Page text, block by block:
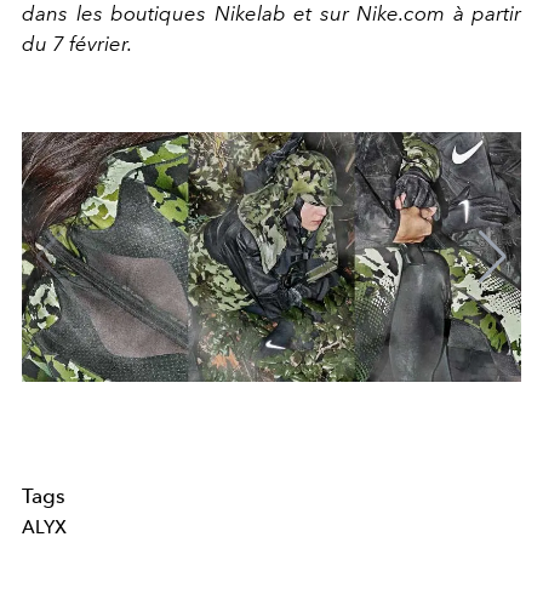
dans les boutiques Nikelab et sur Nike.com à partir
du 7 février.
Tags
ALYX